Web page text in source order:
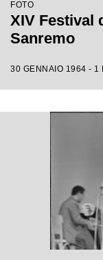
FOTO
XIV Festival
Sanremo
30 GENNAIO 1964 - 1